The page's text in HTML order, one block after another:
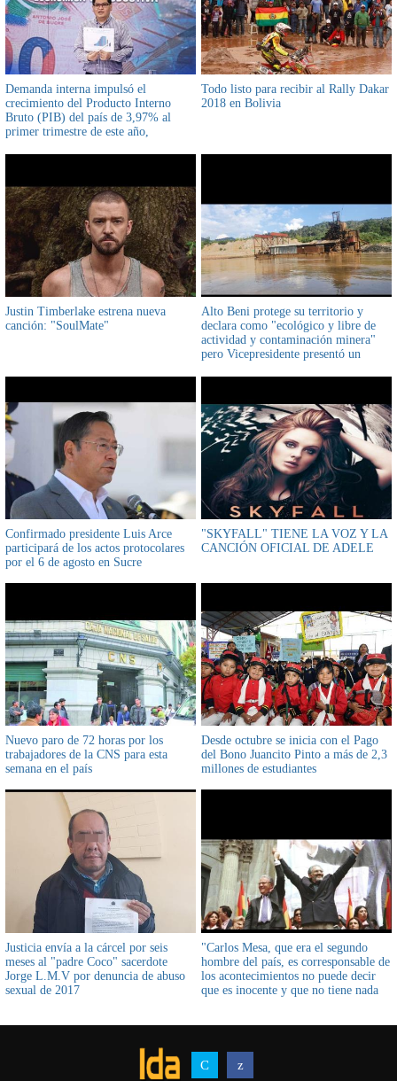
Demanda interna impulsó el
crecimiento del Producto Interno
Bruto (PIB) del país de 3,97% al
primer trimestre de este año,
Todo listo para recibir al Rally Dakar
2018 en Bolivia
Justin Timberlake estrena nueva
canción: "SoulMate"
Alto Beni protege su territorio y
declara como "ecológico y libre de
actividad y contaminación minera"
pero Vicepresidente presentó un
Confirmado presidente Luis Arce
participará de los actos protocolares
por el 6 de agosto en Sucre
"SKYFALL" TIENE LA VOZ Y LA
CANCIÓN OFICIAL DE ADELE
Nuevo paro de 72 horas por los
trabajadores de la CNS para esta
semana en el país
Desde octubre se inicia con el Pago
del Bono Juancito Pinto a más de 2,3
millones de estudiantes
Justicia envía a la cárcel por seis
meses al "padre Coco" sacerdote
Jorge L.M.V por denuncia de abuso
sexual de 2017
"Carlos Mesa, que era el segundo
hombre del país, es corresponsable de
los acontecimientos no puede decir
que es inocente y que no tiene nada